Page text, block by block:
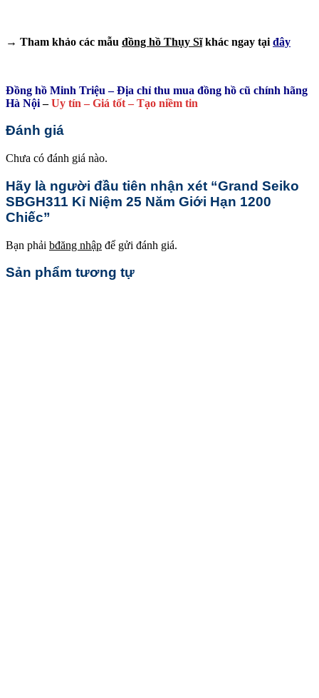
→ Tham khảo các mẫu đồng hồ Thụy Sĩkhác ngay tại đây
Đồng hồ Minh Triệu – Địa chỉ thu mua đồng hồ cũ chính hãng
Hà Nội–Uy tín – Giá tốt – Tạo niềm tin
Đánh giá
Chưa có đánh giá nào.
Hãy là người đầu tiên nhận xét “Grand Seiko
SBGH311 Kỉ Niệm 25 Năm Giới Hạn 1200
Chiếc”
Bạn phải bđăng nhập để gửi đánh giá.
Sản phẩm tương tự